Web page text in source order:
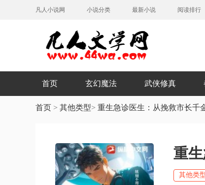
凡人小说网 小说分类 最新小说 阅读排行
首页 玄幻魔法 武侠修真
首页 > 其他类型> 重生急诊医生：从挽救市长千
重
其他类